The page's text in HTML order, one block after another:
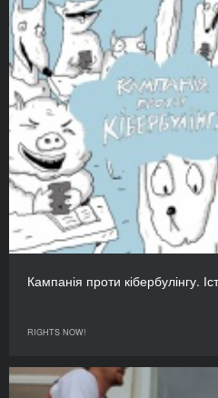
Кампанія проти кібербулінгу.
RIGHTS NOW!